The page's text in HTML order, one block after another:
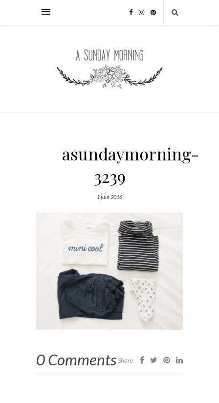
asundaymorning-
3239
1 juin 2016
0 CommentsShare